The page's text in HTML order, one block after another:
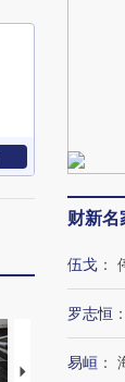
马航飞行员跨国
财新名
伍戈 ：
罗志恒 ：
易峘 ：